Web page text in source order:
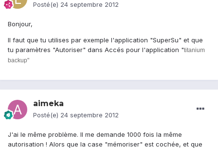
Posté(e) 24 septembre 2012
Bonjour,
Il faut que tu utilises par exemple l'application "SuperSu" et que
tu paramètres "Autoriser" dans Accés pour l'application "titanium
backup"
aimeka
Posté(e) 24 septembre 2012
J'ai le même problème. Il me demande 1000 fois la même
autorisation ! Alors que la case "mémoriser" est cochée, et que